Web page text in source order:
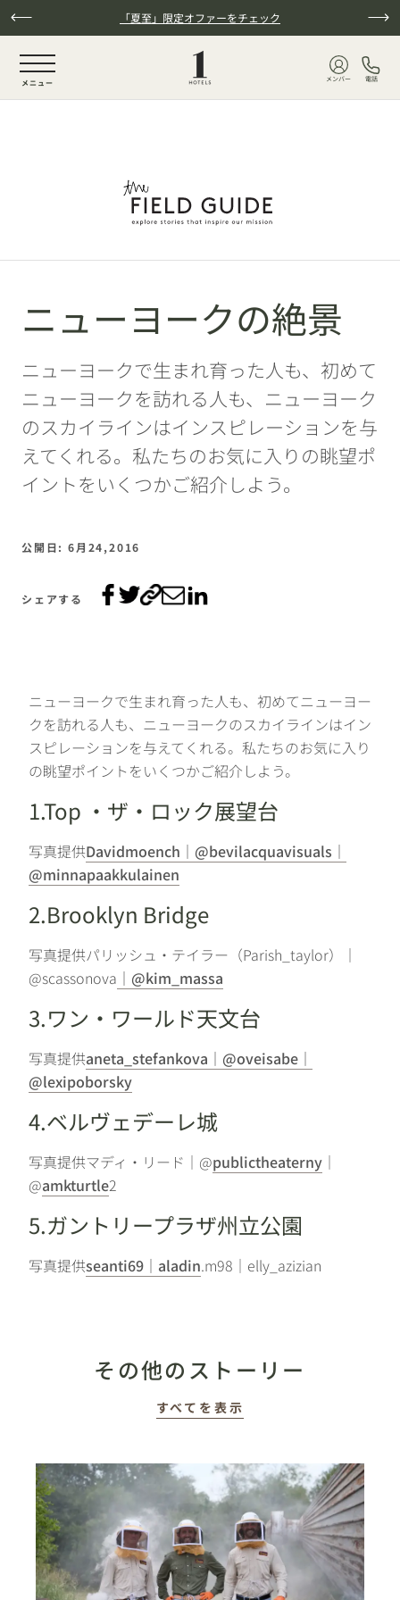
本文へスキップ 「夏至」限定オファーをチェック
NaN / 6
メニュー メンバー 電話
ニューヨークの絶景
ニューヨークで生まれ育った人も、初めて
ニューヨークを訪れる人も、ニューヨーク
のスカイラインはインスピレーションを与
えてくれる。私たちのお気に入りの眺望ポ
イントをいくつかご紹介しよう。
公開日: 6月24,2016
シェアする
ニューヨークで生まれ育った人も、初めてニューヨー
クを訪れる人も、ニューヨークのスカイラインはイン
スピレーションを与えてくれる。私たちのお気に入り
の眺望ポイントをいくつかご紹介しよう。
1.Top ・ザ・ロック展望台
写真提供Davidmoench｜@bevilacquavisuals｜
@minnapaakkulainen
2.Brooklyn Bridge
写真提供パリッシュ・テイラー（Parish_taylor）｜
@scassonova ｜@kim_massa
3.ワン・ワールド天文台
写真提供aneta_stefankova｜@oveisabe｜
@lexipoborsky
4.ベルヴェデーレ城
写真提供マディ・リード｜@publictheaterny ｜
@amkturtle2
5.ガントリープラザ州立公園
写真提供seanti69｜aladin.m98｜elly_azizian
その他のストーリー
すべてを表示